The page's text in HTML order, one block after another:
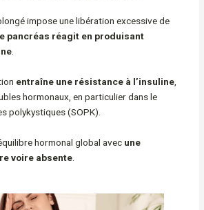
impose une libération excessive de
pancréas réagit en produisant
entraîne une résistance à l’insuline
hormonaux, en particulier dans le
polykystiques (SOPK).
hormonal global avec une
voire absente